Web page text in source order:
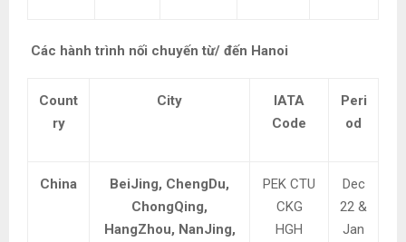
Các hành trình nối chuyến từ/ đến Hanoi
Count
ry
City
IATA
Code
Peri
od
China
BeiJing, ChengDu,
ChongQing,
HangZhou, NanJing,
PEK CTU
CKG
HGH
Dec
22 &
Jan